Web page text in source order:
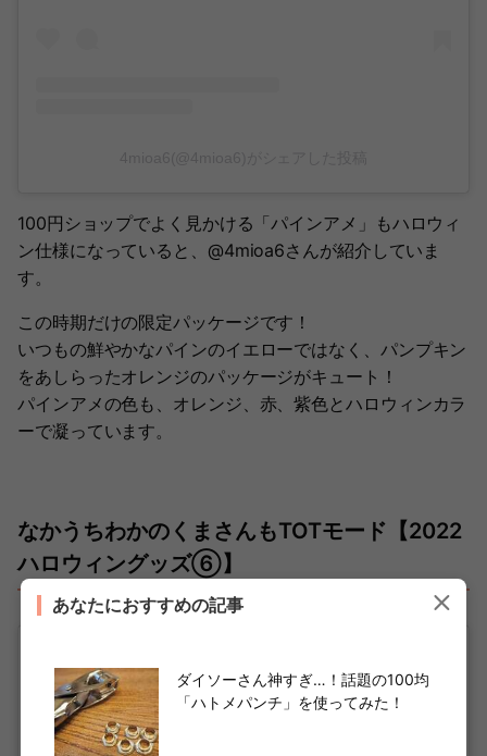
100円ショップでよく見かける「パインアメ」もハロウィ
ン仕様になっていると、@4mioa6さんが紹介していま
す。
この時期だけの限定パッケージです！
いつもの鮮やかなパインのイエローではなく、パンプキン
をあしらったオレンジのパッケージがキュート！
パインアメの色も、オレンジ、赤、紫色とハロウィンカラ
ーで凝っています。
なかうちわかのくまさんもTOTモード【2022
ハロウィングッズ⑥】
あなたにおすすめの記事
ダイソーさん神すぎ…！話題の100均
「ハトメパンチ」を使ってみた！